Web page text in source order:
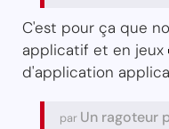
C'est pour ça que
applicatif et en jeux
d'application
par Un ragoteur